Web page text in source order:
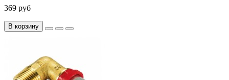
369 руб
В корзину